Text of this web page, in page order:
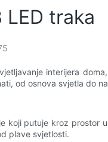
LED traka
interijera
od osnova svjetla do
koji putuje kroz prostor
plave svjetlosti.